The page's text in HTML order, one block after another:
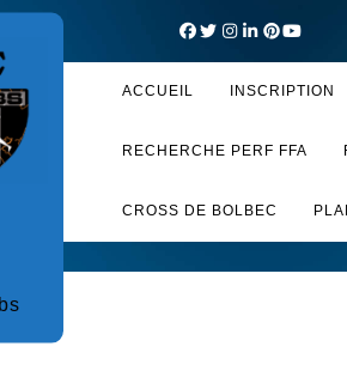
ACCUEIL INSCRIPTION
RECHERCHE PERF FFA
CROSS DE BOLBEC